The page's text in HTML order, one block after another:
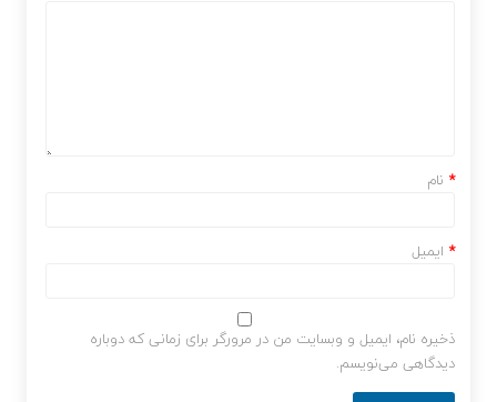
نام *
ایمیل *
ذخیره نام، ایمیل و وبسایت من در مرورگر برای زمانی که دوباره
دیدگاهی می‌نویسم.